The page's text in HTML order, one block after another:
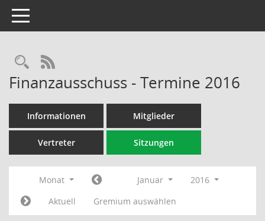
Toggle navigation
Rechercheauswahl
RSS-Feed
Finanzausschuss - Termine 2016
Informationen Mitglieder
Vertreter Sitzungen
Monat Januar
2016
Aktuell
Gremium auswählen